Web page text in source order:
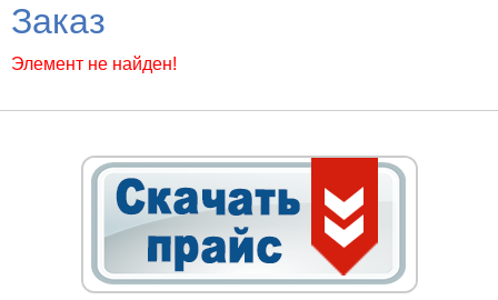
Заказ
Элемент не найден!